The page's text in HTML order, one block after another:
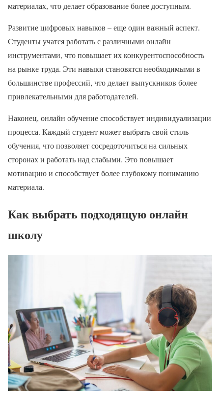
материалах, что делает образование более доступным.
Развитие цифровых навыков – еще один важный аспект.
Студенты учатся работать с различными онлайн
инструментами, что повышает их конкурентоспособность
на рынке труда. Эти навыки становятся необходимыми в
большинстве профессий, что делает выпускников более
привлекательными для работодателей.
Наконец, онлайн обучение способствует индивидуализации
процесса. Каждый студент может выбрать свой стиль
обучения, что позволяет сосредоточиться на сильных
сторонах и работать над слабыми. Это повышает
мотивацию и способствует более глубокому пониманию
материала.
Как выбрать подходящую онлайн
школу